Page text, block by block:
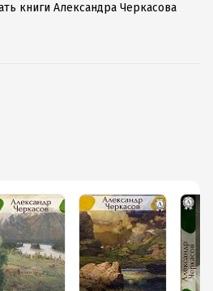
книги Александра Черкасова